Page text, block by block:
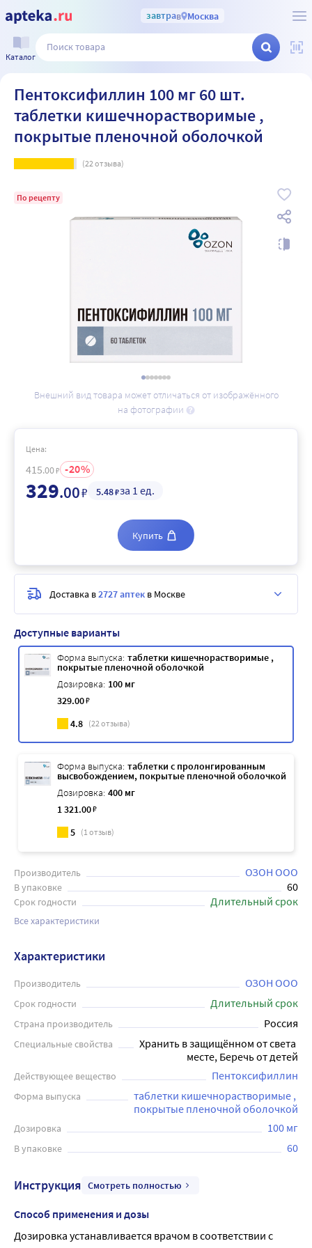
завтрав Москва
Каталог
Пентоксифиллин 100 мг 60 шт.
таблетки кишечнорастворимые ,
покрытые пленочной оболочкой
(22отзыва)
По рецепту
Внешний вид товара может отличаться от изображённого
на фотографии
Доступные варианты
Форма выпуска: таблетки кишечнорастворимые ,
покрытые пленочной оболочкой
Дозировка: 100 мг
329.00₽
4.8 (22отзыва)
Форма выпуска: таблетки с пролонгированным
высвобождением, покрытые пленочной оболочкой
Дозировка: 400 мг
1 321.00₽
5 (1отзыв)
Производитель ОЗОН ООО
В упаковке 60
Срок годности Длительный срок
Все характеристики
Цена:
415.00₽ 20
329.00₽ 5.48₽за 1 ед.
Купить
Доставка в2727 аптек в Москве
Характеристики
Производитель ОЗОН ООО
Срок годности Длительный срок
Страна производитель Россия
Специальные свойства
Хранить в защищённом от света
месте, Беречь от детей
Действующее вещество Пентоксифиллин
Форма выпуска
таблетки кишечнорастворимые ,
покрытые пленочной оболочкой
Дозировка 100 мг
В упаковке 60
Инструкция Смотреть полностью
Способ применения и дозы
Дозировка устанавливается врачом в соответствии с